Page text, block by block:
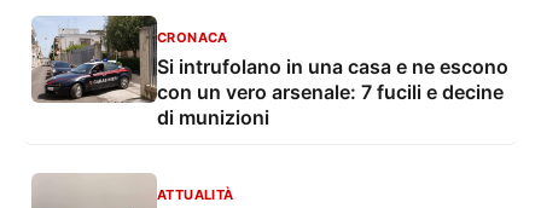
CRONACA
Si intrufolano in una casa e ne escono
con un vero arsenale: 7 fucili e decine
di munizioni
ATTUALITÀ